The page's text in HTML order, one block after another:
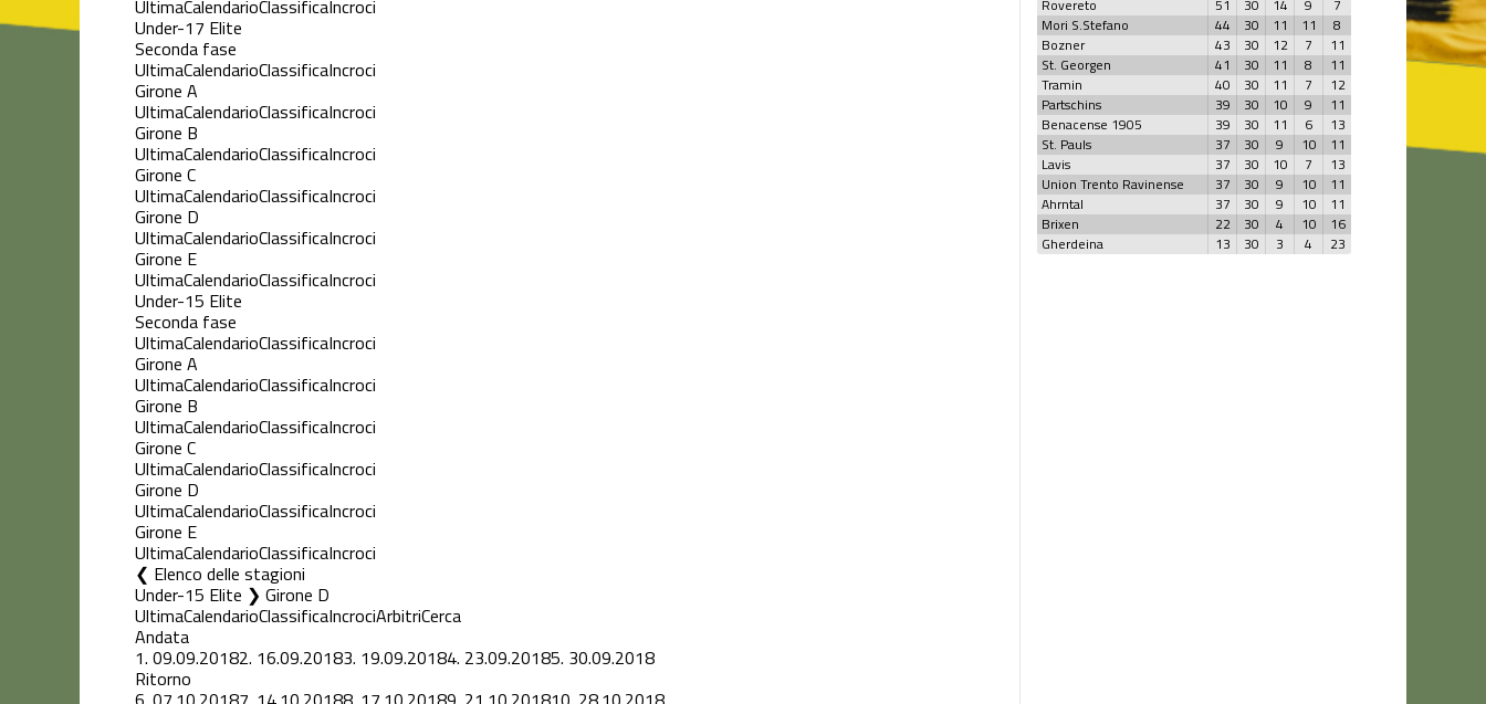
UltimaCalendarioClassificaIncroci
Under-17 Elite
Seconda fase
UltimaCalendarioClassificaIncroci
Girone A
UltimaCalendarioClassificaIncroci
Girone B
UltimaCalendarioClassificaIncroci
Girone C
UltimaCalendarioClassificaIncroci
Girone D
UltimaCalendarioClassificaIncroci
Girone E
UltimaCalendarioClassificaIncroci
Under-15 Elite
Seconda fase
UltimaCalendarioClassificaIncroci
Girone A
UltimaCalendarioClassificaIncroci
Girone B
UltimaCalendarioClassificaIncroci
Girone C
UltimaCalendarioClassificaIncroci
Girone D
UltimaCalendarioClassificaIncroci
Girone E
UltimaCalendarioClassificaIncroci
Elenco delle stagioni
Under-15 Elite ❯ Girone D
UltimaCalendarioClassificaIncrociArbitriCerca
Andata
1. 09.09.20182. 16.09.20183. 19.09.20184. 23.09.20185. 30.09.2018
Ritorno
Rovereto
51 30 14 9
7
Mori S.Stefano
44 30 11 11
8
Bozner
43 30 12 7
11
St. Georgen
41 30 11 8
11
Tramin
40 30 11 7
12
Partschins
39 30 10 9
11
Benacense 1905
39 30 11 6
13
St. Pauls
37 30 9 10
11
Lavis
37 30 10 7
13
Union Trento Ravinense
37 30 9 10
11
Ahrntal
37 30 9 10
11
Brixen
22 30 4 10
16
Gherdeina
13 30 3 4 23